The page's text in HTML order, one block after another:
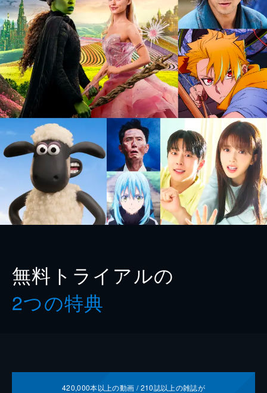
無料トライアルの
2つの特典
420,000本以上の動画 /210誌以上の雑誌が